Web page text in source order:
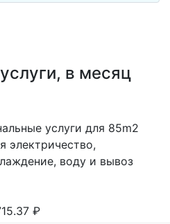
в месяц
услуги для 85m2
электричество,
воду и вывоз
₽